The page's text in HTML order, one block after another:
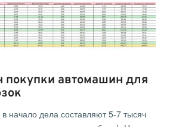
покупки автомашин для
начало дела составляют 5-7 тысяч